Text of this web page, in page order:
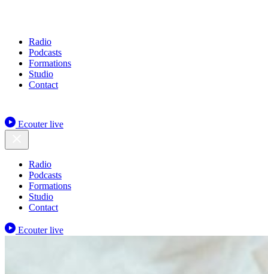
Radio
Podcasts
Formations
Studio
Contact
Ecouter live
Radio
Podcasts
Formations
Studio
Contact
Ecouter live